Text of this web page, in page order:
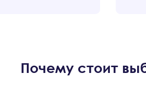
Почему стоит